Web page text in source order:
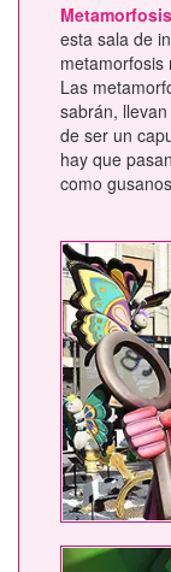
esta sala de
metamorfosis
Las
sabrán,
de ser un
hay que
como